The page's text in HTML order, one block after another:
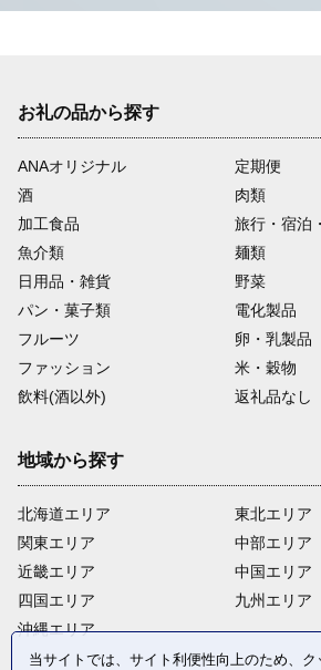
お礼の品から探す
ANAオリジナル
定期便
酒
肉類
加工食品
旅行・宿泊
魚介類
麺類
日用品・雑貨
野菜
パン・菓子類
電化製品
フルーツ
卵・乳製品
ファッション
米・穀物
飲料(酒以外)
返礼品なし
地域から探す
北海道エリア
関東エリア
近畿エリア
四国エリア
沖縄エリア
東北エリア
中部エリア
中国エリア
九州エリア
当サイトでは、サイト利便性向上のため、